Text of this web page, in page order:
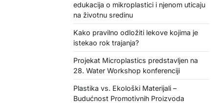
edukacija o mikroplastici i njenom uticaju
na životnu sredinu
Kako pravilno odložiti lekove kojima je
istekao rok trajanja?
Projekat Microplastics predstavljen na
28. Water Workshop konferenciji
Plastika vs. Ekološki Materijali –
Budućnost Promotivnih Proizvoda